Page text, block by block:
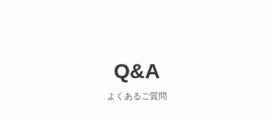
Q&A
よくあるご質問